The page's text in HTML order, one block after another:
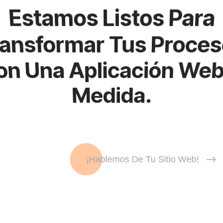
Estamos Listos Para
Tus
Una Aplicación
Medida.
¡Hablemos De Tu Sitio Web!